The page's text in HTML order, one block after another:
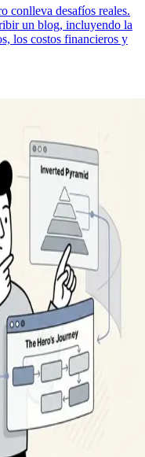
conlleva desafíos reales.
un blog, incluyendo la
los costos financieros y